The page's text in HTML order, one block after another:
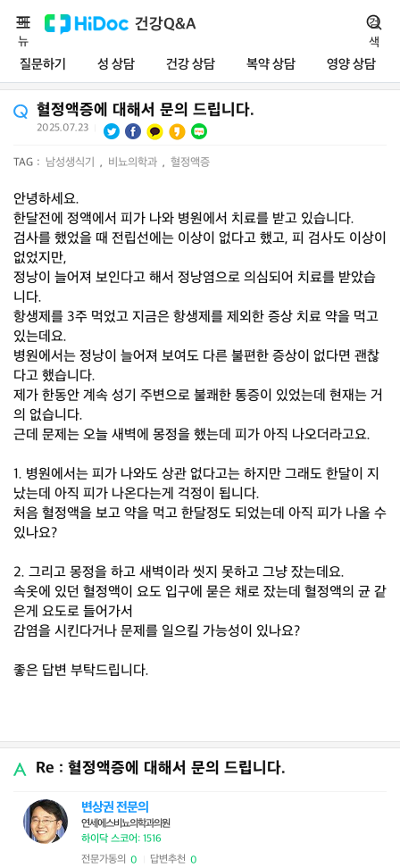
건강Q&A
질문하기 성 상담 건강 상담 복약 상담 영양 상담
메
뉴
검
색
혈정액증에 대해서 문의 드립니다.
2025.07.23
TAG : 남성생식기 , 비뇨의학과 , 혈정액증
안녕하세요.
한달전에 정액에서 피가 나와 병원에서 치료를 받고 있습니다.
검사를 했었을 때 전립선에는 이상이 없다고 했고, 피 검사도 이상이
없었지만,
정낭이 늘어져 보인다고 해서 정낭염으로 의심되어 치료를 받았습
니다.
항생제를 3주 먹었고 지금은 항생제를 제외한 증상 치료 약을 먹고
있는데요.
병원에서는 정낭이 늘어져 보여도 다른 불편한 증상이 없다면 괜찮
다고 했습니다.
제가 한동안 계속 성기 주변으로 불쾌한 통증이 있었는데 현재는 거
의 없습니다.
근데 문제는 오늘 새벽에 몽정을 했는데 피가 아직 나오더라고요.
1. 병원에서는 피가 나와도 상관 없다고는 하지만 그래도 한달이 지
났는데 아직 피가 나온다는게 걱정이 됩니다.
처음 혈정액을 보고 약을 먹고 한달정도 되었는데 아직 피가 나올 수
있나요?
2. 그리고 몽정을 하고 새벽이라 씻지 못하고 그냥 잤는데요.
속옷에 있던 혈정액이 요도 입구에 묻은 채로 잤는데 혈정액의 균 같
은게 요도로 들어가서
감염을 시킨다거나 문제를 일으킬 가능성이 있나요?
좋은 답변 부탁드립니다.
Re : 혈정액증에 대해서 문의 드립니다.
변상권 전문의
연세에스비뇨의학과의원
하이닥 스코어: 1516
전문가동의 0 답변추천 0